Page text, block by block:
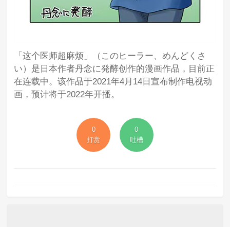
「这个医师超麻烦」（このヒーラー、めんどくさ
い）是日本作者丹念に発酵创作的漫画作品，目前正
在连载中。该作品于2021年4月14日宣布制作电视动
画，预计将于2022年开播。
0
打赏
0
吐槽